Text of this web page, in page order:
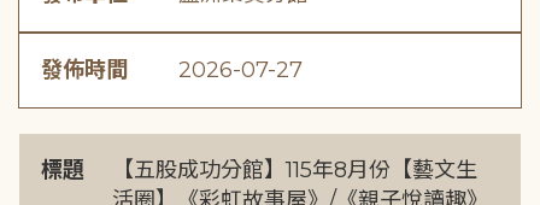
發佈時間 2026-07-27
標題
【五股成功分館】115年8月份【藝文生